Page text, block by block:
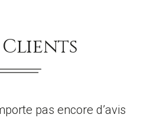
Clients
pas encore d’avis